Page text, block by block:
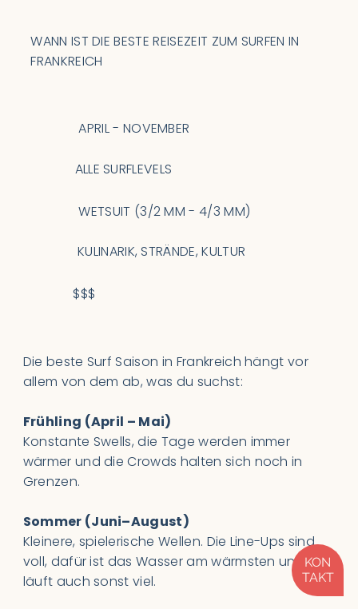
WANN IST DIE BESTE REISEZEIT ZUM SURFEN IN
FRANKREICH
Die beste Surf Saison in Frankreich hängt vor
allem von dem ab, was du suchst:
Frühling (April – Mai)
Konstante Swells, die Tage werden immer
wärmer und die Crowds halten sich noch in
Grenzen.
Sommer (Juni–August)
Kleinere, spielerische Wellen. Die Line-Ups sind
voll, dafür ist das Wasser am wärmsten und es
läuft auch sonst viel.
APRIL - NOVEMBER
ALLE SURFLEVELS
WETSUIT (3/2 MM - 4/3 MM)
KULINARIK, STRÄNDE, KULTUR
$$$
KON
TAKT